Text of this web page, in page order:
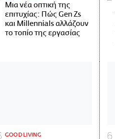
Μια νέα οπτική της
επιτυχίας: Πώς Gen Zs
και Millennials αλλάζουν
το τοπίο της εργασίας
GOOD LIVING